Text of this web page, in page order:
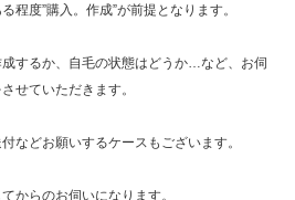
程度”購入。作成”が前提となります。
するか、自毛の状態はどうか…など、お伺
せていただきます。
などお願いするケースもございます。
からのお伺いになります。